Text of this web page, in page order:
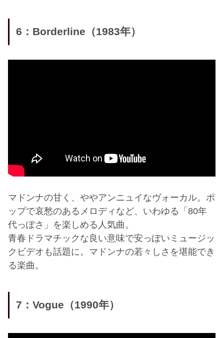
6：Borderline（1983年）
マドンナの甘く、ややアンニュイなヴォーカル。ポ
ップで哀愁のあるメロディなど、いわゆる「80年
代っぽさ」を楽しめる人気曲。
青春ドラマチックな良い意味で安っぽいミュージッ
クビデオも話題に。マドンナの若々しさを堪能でき
る楽曲。
7：Vogue（1990年）